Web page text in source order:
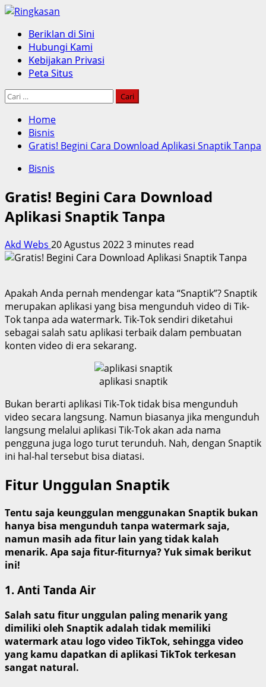
Skip
content
Primary
Menu
Beriklan di Sini
Hubungi Kami
Kebijakan Privasi
Peta Situs
Cari
Home
Bisnis
Gratis! Begini Cara Download Aplikasi Snaptik Tanpa
Bisnis
Gratis! Begini Cara Download
Aplikasi Snaptik Tanpa
Akd Webs 20 Agustus 20223 minutes read
Apakah Anda pernah mendengar kata “Snaptik”? Snaptik
merupakan aplikasi yang bisa mengunduh video di Tik-
Tok tanpa ada watermark. Tik-Tok sendiri diketahui
sebagai salah satu aplikasi terbaik dalam pembuatan
konten video di era sekarang.
aplikasi snaptik
Bukan berarti aplikasi Tik-Tok tidak bisa mengunduh
video secara langsung. Namun biasanya jika mengunduh
langsung melalui aplikasi Tik-Tok akan ada nama
pengguna juga logo turut terunduh. Nah, dengan Snaptik
ini hal-hal tersebut bisa diatasi.
Fitur Unggulan Snaptik
Tentu saja keunggulan menggunakan Snaptik bukan
hanya bisa mengunduh tanpa watermark saja,
namun masih ada fitur lain yang tidak kalah
menarik. Apa saja fitur-fiturnya? Yuk simak berikut
ini!
1. Anti Tanda Air
Salah satu fitur unggulan paling menarik yang
dimiliki oleh Snaptik adalah tidak memiliki
watermark atau logo video TikTok, sehingga video
yang kamu dapatkan di aplikasi TikTok terkesan
sangat natural.